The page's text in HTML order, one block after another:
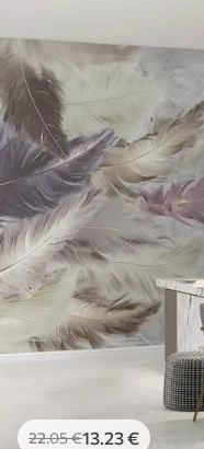
22.05€13.23€